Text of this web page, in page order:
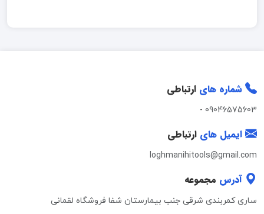
شماره های ارتباطی
09046575603
-
ایمیل های ارتباطی
loghmanihitools@gmail.com
آدرس مجموعه
ساری کمربندی شرقی جنب بیمارستان شفا فروشگاه لقمانی